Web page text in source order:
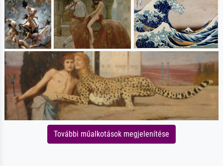
További műalkotások megjelenítése